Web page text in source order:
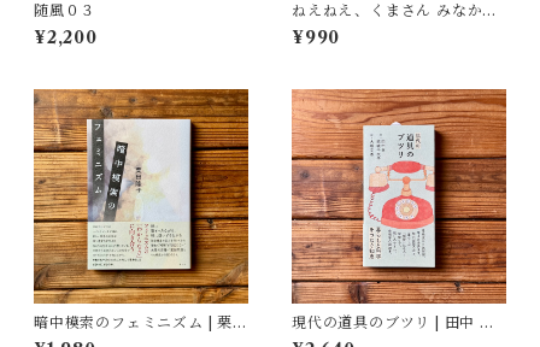
随風０３
¥2,200
ねえねえ、くまさん みなかっ
た？ | リディア・ニコルズ
(絵), みた かよこ(訳)
¥990
暗中模索のフェミニズム | 栗田
隆子
現代の道具のブツリ | 田中 幸,
結城 千代子, 大塚 文香(絵)